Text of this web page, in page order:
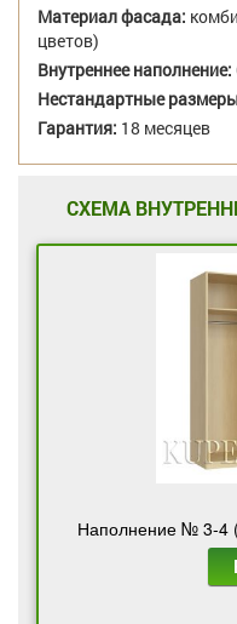
Материал фасада:
цветов)
Внутреннее наполнение:
Нестандартные
Гарантия: 18 месяцев
СХЕМА
Наполнение № 3-4